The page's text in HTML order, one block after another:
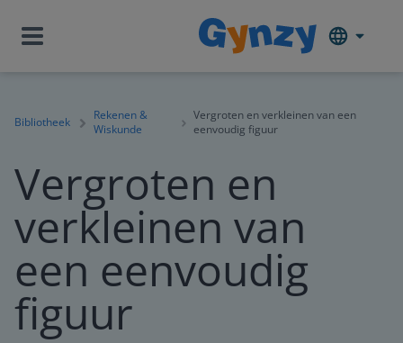
Bibliotheek
Rekenen &
Wiskunde
Vergroten en verkleinen van een
eenvoudig figuur
Vergroten en
verkleinen van
een eenvoudig
figuur